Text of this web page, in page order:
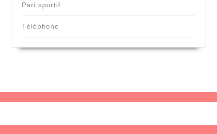
Pari sportif
Téléphone